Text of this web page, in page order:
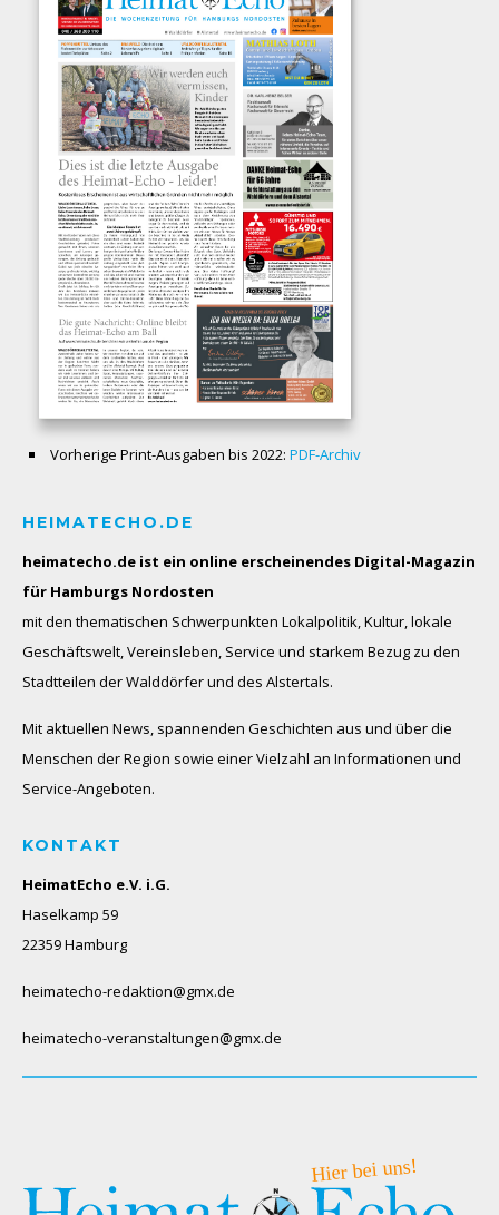
Vorherige Print-Ausgaben bis 2022: PDF-Archiv
HEIMATECHO.DE
heimatecho.de ist ein online erscheinendes Digital-Magazin
für Hamburgs Nordosten
mit den thematischen Schwerpunkten Lokalpolitik, Kultur, lokale
Geschäftswelt, Vereinsleben, Service und starkem Bezug zu den
Stadtteilen der Walddörfer und des Alstertals.
Mit aktuellen News, spannenden Geschichten aus und über die
Menschen der Region sowie einer Vielzahl an Informationen und
Service-Angeboten.
KONTAKT
HeimatEcho e.V. i.G.
Haselkamp 59
22359 Hamburg
heimatecho-redaktion@gmx.de
heimatecho-veranstaltungen@gmx.de